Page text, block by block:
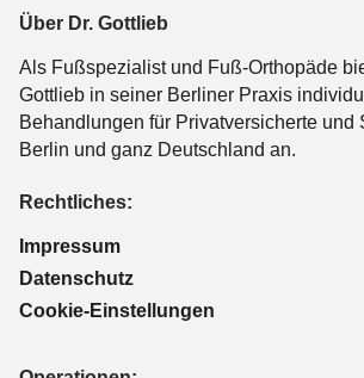
Über Dr. Gottlieb
Als Fußspezialist und Fuß-Orthopäde
Gottlieb in seiner Berliner Praxis
Behandlungen für Privatversicherte und
Berlin und ganz Deutschland an.
Rechtliches:
Impressum
Datenschutz
Cookie-Einstellungen